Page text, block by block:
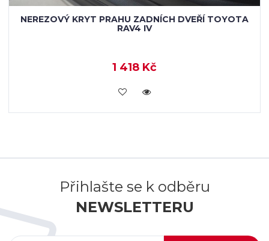
NEREZOVÝ KRYT PRAHU ZADNÍCH DVEŘÍ TOYOTA
RAV4 IV
1 418 Kč
KOUPIT
Přihlašte se k odběru
NEWSLETTERU